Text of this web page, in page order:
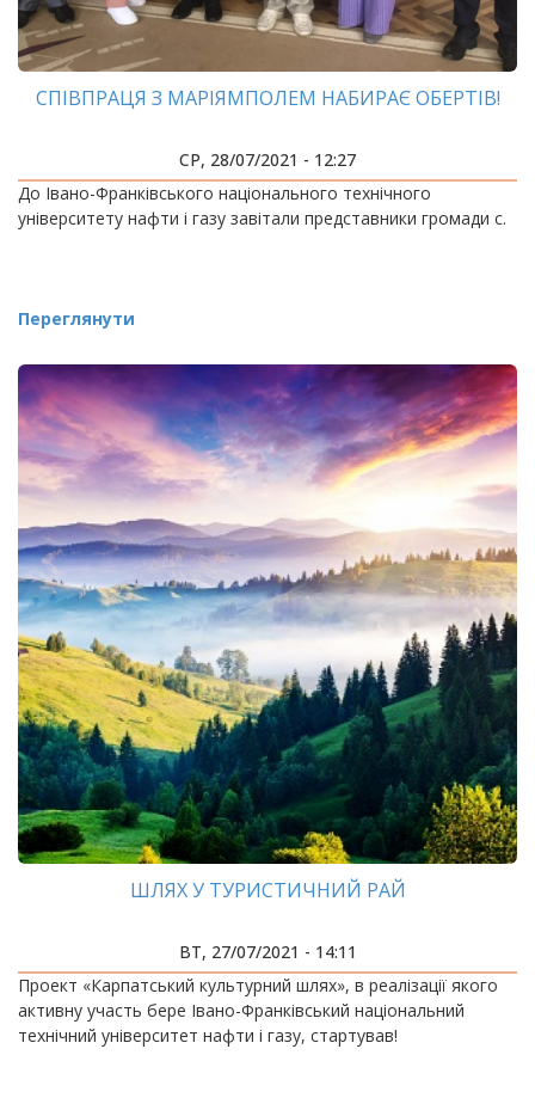
СПІВПРАЦЯ З МАРІЯМПОЛЕМ НАБИРАЄ ОБЕРТІВ!
СР, 28/07/2021 - 12:27
До Івано-Франківського національного технічного
університету нафти і газу завітали представники громади с.
Переглянути
ШЛЯХ У ТУРИСТИЧНИЙ РАЙ
ВТ, 27/07/2021 - 14:11
Проект «Карпатський культурний шлях», в реалізації якого
активну участь бере Івано-Франківський національний
технічний університет нафти і газу, стартував!